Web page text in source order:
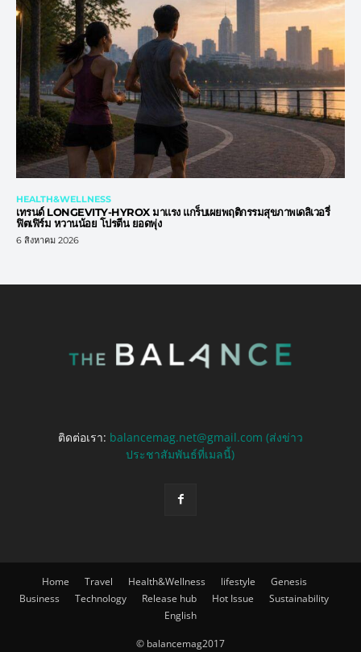
HEALTH&WELLNESS
เทรนด์ LONGEVITY-HYROX มาแรง แกร็บเผยพฤติกรรมสุขภาพเดลิเวอรี่
ฟิตเฟิร์ม หวานน้อย โปรตีน ยอดพุ่ง
6 สิงหาคม 2026
ติดต่อเรา: balancemag.net@gmail.com (ส่งข่าว
ประชาสัมพันธ์ที่เมลนี้)
Home Travel Health&Wellness lifestyle
Genesis
Business
Technology Release hub Hot Issue
Sustainability
English
© balancemag2017